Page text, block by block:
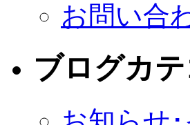
お問い合
ブログカ